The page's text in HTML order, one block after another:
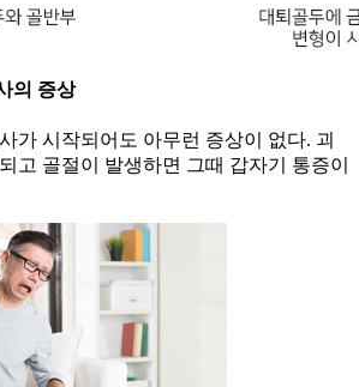
의 증상
가 시작되어도 아무런 증상이 없다. 괴
고 골절이 발생하면 그때 갑자기 통증이